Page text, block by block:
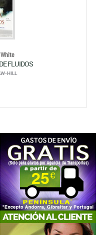
FLUIDOS
HILL